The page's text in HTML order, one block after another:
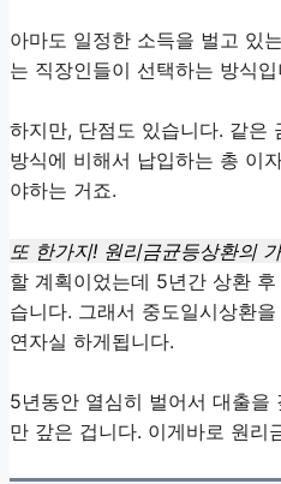
아마도 일정한 소득을 벌고 있
는 직장인들이 선택하는 방식입
하지만, 단점도 있습니다. 같은
방식에 비해서 납입하는 총 이
야하는 거죠.
또 한가지! 원리금균등상환의
할 계획이었는데 5년간 상환
습니다. 그래서 중도일시상환
연자실 하게됩니다.
5년동안 열심히 벌어서 대출을
만 갚은 겁니다. 이게바로 원리